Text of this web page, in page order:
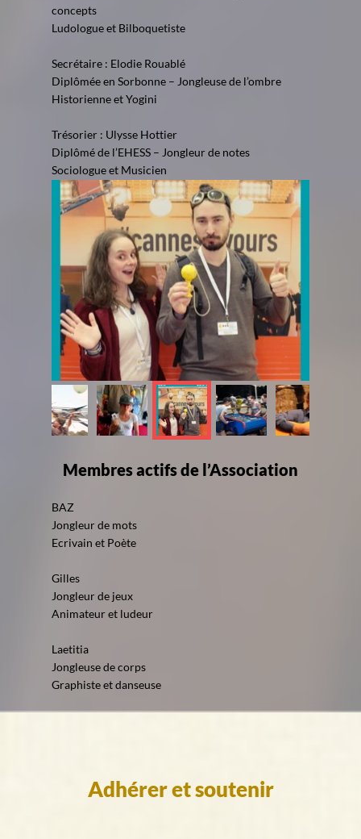
concepts
Ludologue et Bilboquetiste
Secrétaire : Elodie Rouablé
Diplômée en Sorbonne – Jongleuse de l’ombre
Historienne et Yogini
Trésorier : Ulysse Hottier
Diplômé de l’EHESS – Jongleur de notes
Sociologue et Musicien
Membres actifs de l’Association
BAZ
Jongleur de mots
Ecrivain et Poète
Gilles
Jongleur de jeux
Animateur et ludeur
Laetitia
Jongleuse de corps
Graphiste et danseuse
Adhérer et soutenir